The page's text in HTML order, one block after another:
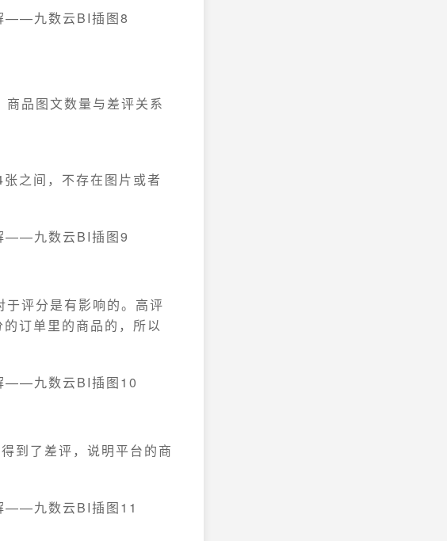
品图文数量与差评关系
之间，不存在图片或者
评分是有影响的。高评
订单里的商品的，所以
到了差评，说明平台的商